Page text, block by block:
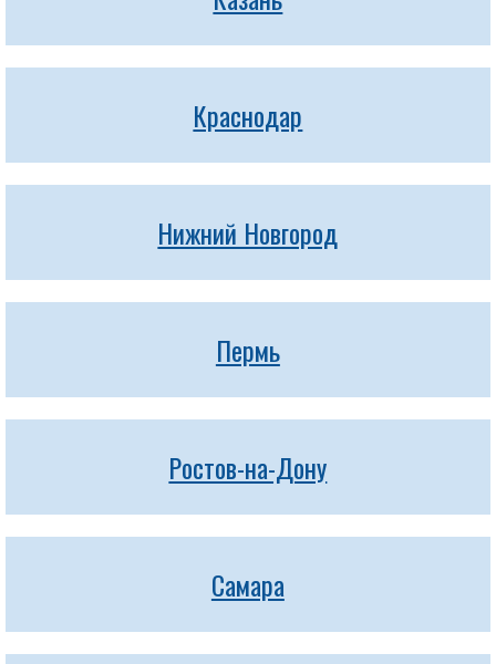
Краснодар
Нижний Новгород
Пермь
Ростов-на-Дону
Самара